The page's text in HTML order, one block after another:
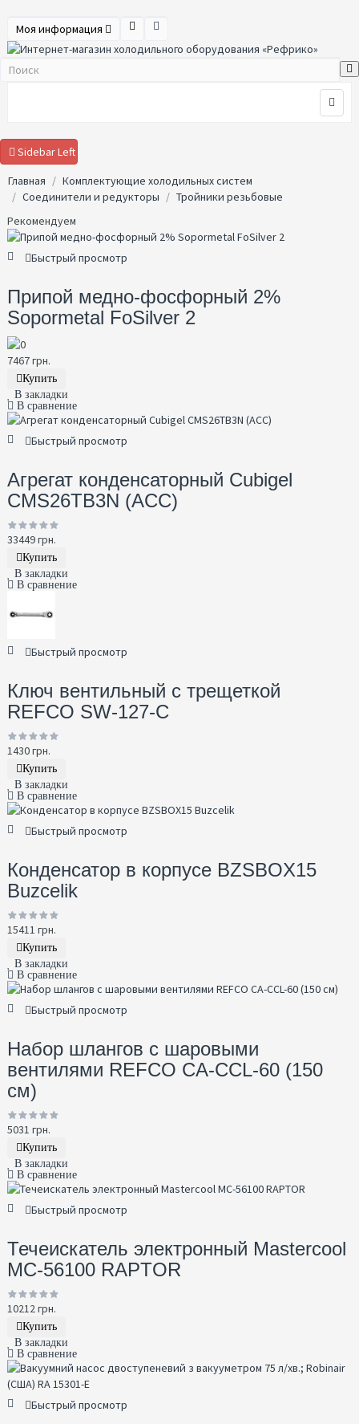
Моя информация
Sidebar Left
Главная
Комплектующие холодильных систем
Соединители и редукторы
Тройники резьбовые
Рекомендуем
Быстрый просмотр
Припой медно-фосфорный 2%
Sopormetal FoSilver 2
7467 грн.
Купить
В закладки
В сравнение
Быстрый просмотр
Агрегат конденсаторный Cubigel
CMS26TB3N (ACC)
33449 грн.
Купить
В закладки
В сравнение
Быстрый просмотр
Ключ вентильный с трещеткой
REFCO SW-127-C
1430 грн.
Купить
В закладки
В сравнение
Быстрый просмотр
Конденсатор в корпусе BZSBOX15
Buzcelik
15411 грн.
Купить
В закладки
В сравнение
Быстрый просмотр
Набор шлангов с шаровыми
вентилями REFCO CA-CCL-60 (150
см)
5031 грн.
Купить
В закладки
В сравнение
Быстрый просмотр
Течеискатель электронный Mastercool
MC-56100 RAPTOR
10212 грн.
Купить
В закладки
В сравнение
Быстрый просмотр